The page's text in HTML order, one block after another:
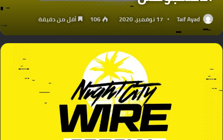
Taif Ayad 17 نوفمبر، 2020 106 أقل من دقيقة